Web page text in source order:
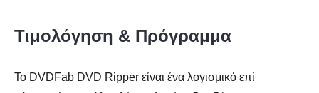
Τιμολόγηση & Πρόγραμμα
Το DVDFab DVD Ripper είναι ένα λογισμικό επί